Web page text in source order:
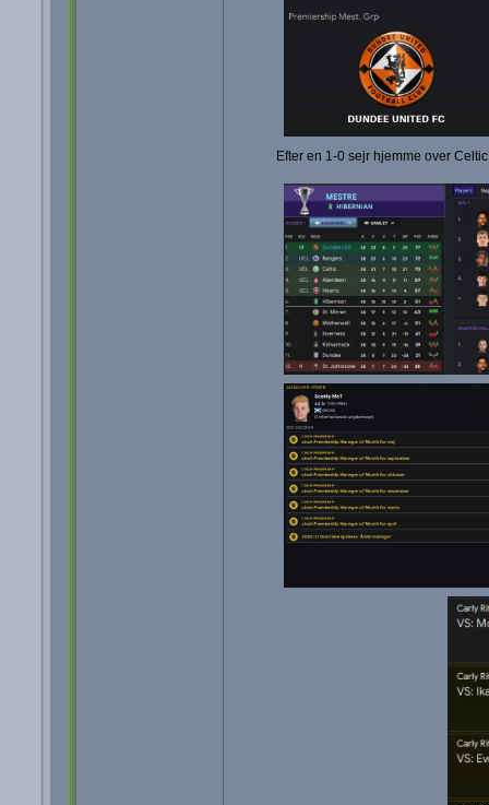
Efter en 1-0 sejr hjemme over